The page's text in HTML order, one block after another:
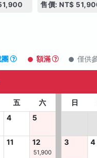
售價: NT$
額滿 僅供
五
六
4 5
11 12
51,900
日
3 4